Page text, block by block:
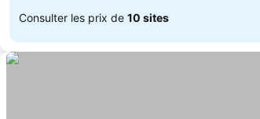
Consulter les prix de 10 sites